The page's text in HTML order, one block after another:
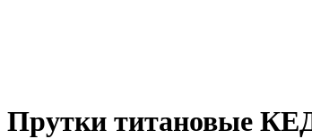
Прутки титановые